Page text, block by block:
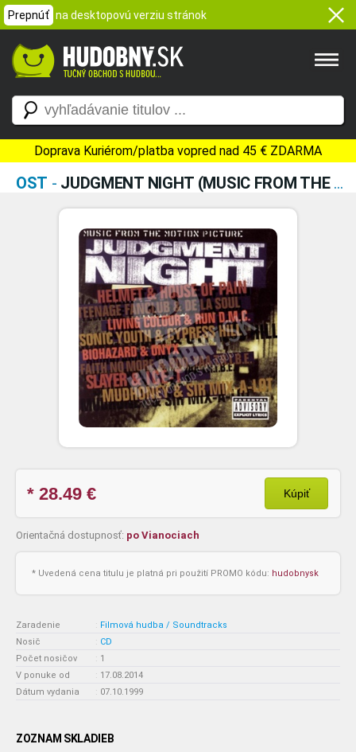
Prepnúť na desktopovú verziu stránok
Doprava Kuriérom/platba vopred nad 45 € ZDARMA
OST - JUDGMENT NIGHT (MUSIC FROM THE MOTION PICTURE)
* 28.49 € Kúpiť
Orientačná dostupnosť: po Vianociach
* Uvedená cena titulu je platná pri použití PROMO kódu: hudobnysk
Zaradenie : Filmová hudba / Soundtracks
Nosič
: CD
Počet nosičov
: 1
V ponuke od
: 17.08.2014
Dátum vydania
: 07.10.1999
ZOZNAM SKLADIEB